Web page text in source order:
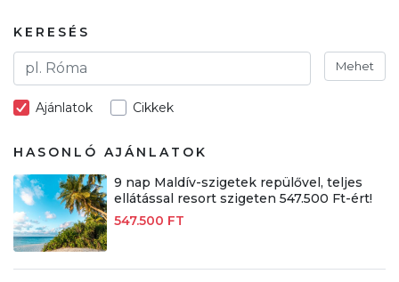
KERESÉS
Mehet
Ajánlatok Cikkek
HASONLÓ AJÁNLATOK
9 nap Maldív-szigetek repülővel, teljes
ellátással resort szigeten 547.500 Ft-ért!
547.500 FT